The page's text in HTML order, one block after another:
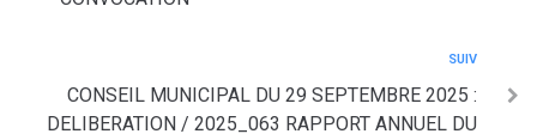
SUIV
CONSEIL MUNICIPAL DU 29 SEPTEMBRE 2025 :
DELIBERATION / 2025_063 RAPPORT ANNUEL DU